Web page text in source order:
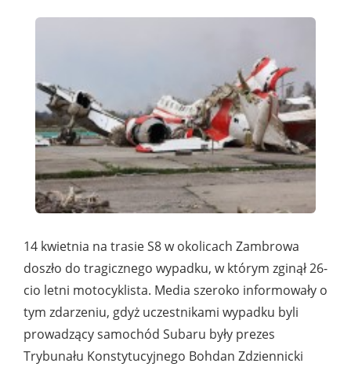
14 kwietnia na trasie S8 w okolicach Zambrowa
doszło do tragicznego wypadku, w którym zginął 26-
cio letni motocyklista. Media szeroko informowały o
tym zdarzeniu, gdyż uczestnikami wypadku byli
prowadzący samochód Subaru były prezes
Trybunału Konstytucyjnego Bohdan Zdziennicki